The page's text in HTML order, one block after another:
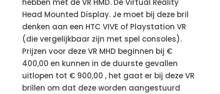
hebben met de VR HMD. De Virtual Reality
Head Mounted Display. Je moet bij deze bril
denken aan een HTC VIVE of Playstation VR
(die vergelijkbaar zijn met spel consoles).
Prijzen voor deze VR MHD beginnen bij €
400,00 en kunnen in de duurste gevallen
uitlopen tot € 900,00 , het gaat er bij deze VR
brillen om dat deze worden aangestuurd